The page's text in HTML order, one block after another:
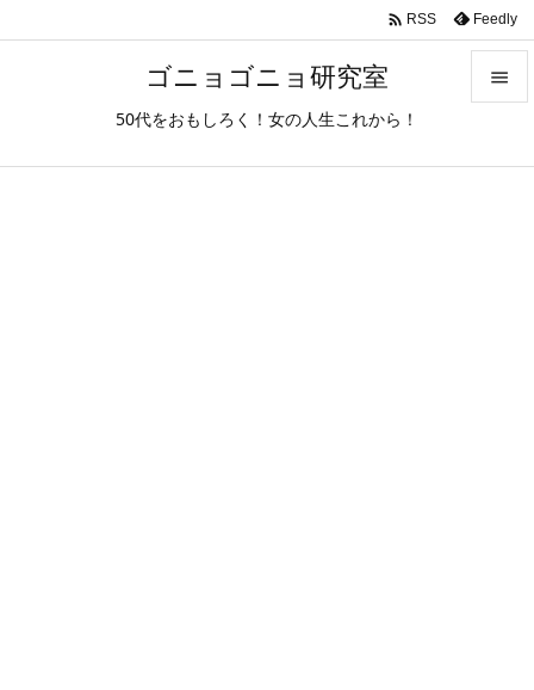
ゴニョゴニョ研究室
50代をおもしろく！女の人生これから！

 RSS Feedly